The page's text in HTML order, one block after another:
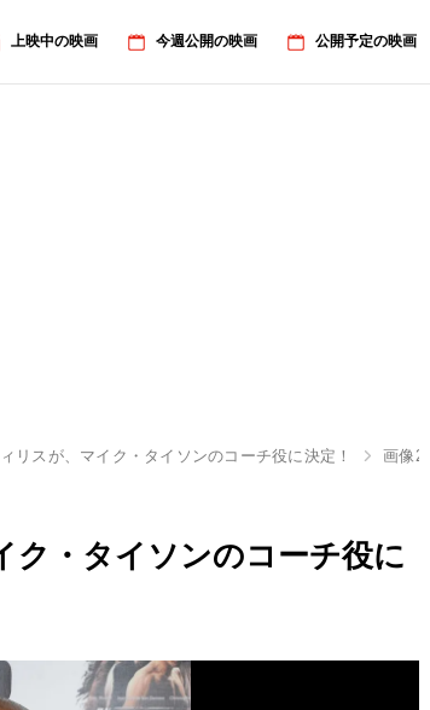
上映中の映画 今週公開の映画 公開予定の映画
リスが、マイク・タイソンのコーチ役に決定！ 画像2/5
ク・タイソンのコーチ役に